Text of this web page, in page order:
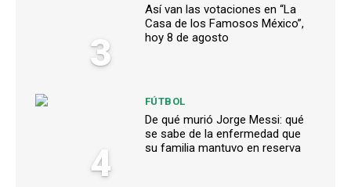
3
Así van las votaciones en “La
Casa de los Famosos México”,
hoy 8 de agosto
4
FÚTBOL
De qué murió Jorge Messi: qué
se sabe de la enfermedad que
su familia mantuvo en reserva